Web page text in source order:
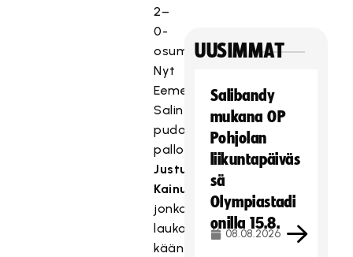
2–
0-
osuma.
Nyt
Eemeli
Salin
pudotti
pallon
Justus
Kainulaiselle
jonka
laukaus
kääntyi
UUSIMMAT
Salibandy
mukana OP
Pohjolan
liikuntapäiväs
sä
Olympiastadi
onilla 15.8.
08.08.2026